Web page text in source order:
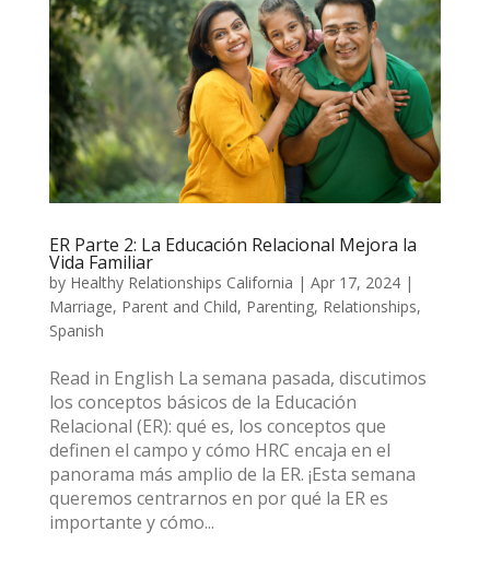
ER Parte 2: La Educación Relacional Mejora la
Vida Familiar
by Healthy Relationships California | Apr 17, 2024|
Marriage, Parent and Child, Parenting, Relationships,
Spanish
Read in English La semana pasada, discutimos
los conceptos básicos de la Educación
Relacional (ER): qué es, los conceptos que
definen el campo y cómo HRC encaja en el
panorama más amplio de la ER. ¡Esta semana
queremos centrarnos en por qué la ER es
importante y cómo...